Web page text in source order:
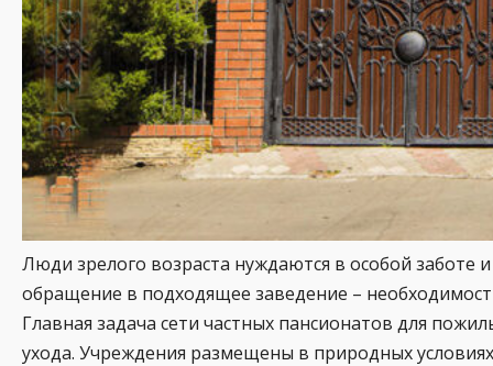
Люди зрелого возраста нуждаются в особой заботе
обращение в подходящее заведение –
Главная задача сети частных пансионатов для
ухода. Учреждения размещены в природных